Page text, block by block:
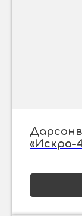
«Искра-